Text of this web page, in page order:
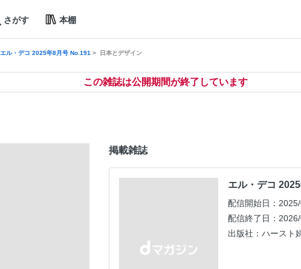
さがす 本棚
エル・デコ 2025年8月号 No.191 日本とデザイン
この雑誌は公開期間が終了しています
掲載雑誌
エル・デコ
配信開始日：
配信終了日：
出版社：ハースト